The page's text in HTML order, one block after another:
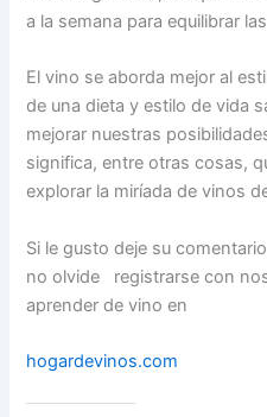
a la semana para equilibrar
El vino se aborda mejor al
de una dieta y estilo de vida
mejorar nuestras
significa, entre otras cosas,
explorar la miríada de vinos
Si le gusto deje su
no olvide registrarse con
aprender de vino en
hogardevinos.com